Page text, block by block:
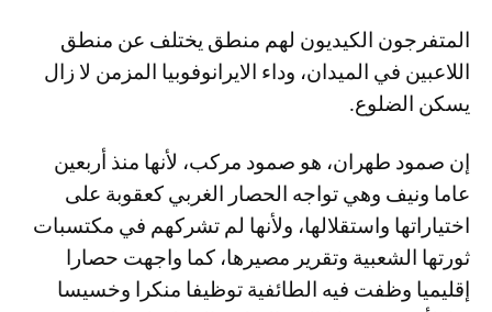
المتفرجون الكيديون لهم منطق يختلف عن منطق
اللاعبين في الميدان، وداء الايرانوفوبيا المزمن لا زال
يسكن الضلوع.
إن صمود طهران، هو صمود مركب، لأنها منذ أربعين
عاما ونيف وهي تواجه الحصار الغربي كعقوبة على
اختياراتها واستقلالها، ولأنها لم تشركهم في مكتسبات
ثورتها الشعبية وتقرير مصيرها، كما واجهت حصارا
إقليميا وظفت فيه الطائفية توظيفا منكرا وخسيسا